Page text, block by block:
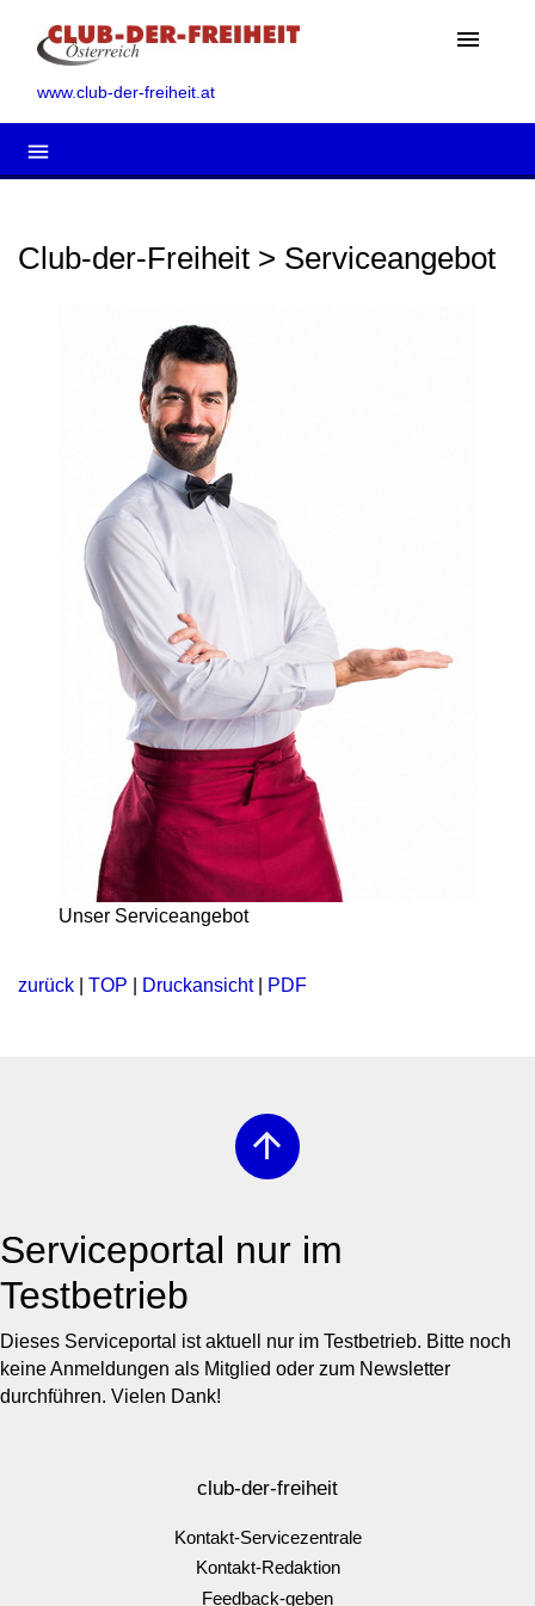
menu
www.club-der-freiheit.at
menu
Club-der-Freiheit > Serviceangebot
Unser Serviceangebot
zurück TOP Druckansicht| PDF
arrow_upward
Serviceportal nur im
Testbetrieb
Dieses Serviceportal ist aktuell nur im Testbetrieb. Bitte noch
keine Anmeldungen als Mitglied oder zum Newsletter
durchführen. Vielen Dank!
club-der-freiheit
Kontakt-Servicezentrale
Kontakt-Redaktion
Feedback-geben